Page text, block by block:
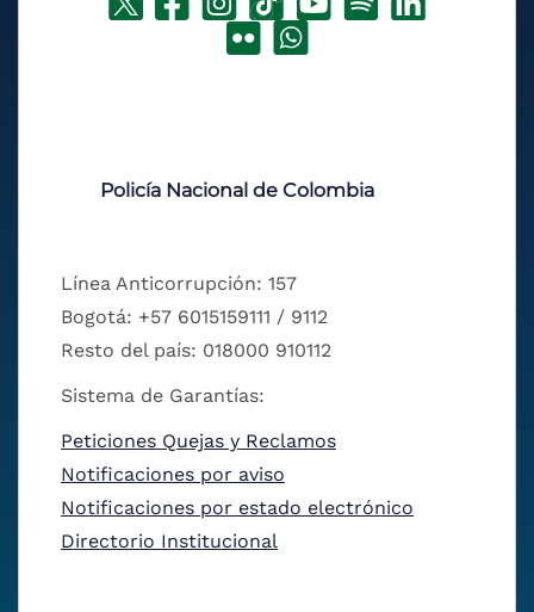
Policía Nacional de Colombia
Línea Anticorrupción: 157
Bogotá: +57 6015159111 / 9112
Resto del país: 018000 910112
Sistema de Garantías:
Peticiones Quejas y Reclamos
Notificaciones por aviso
Notificaciones por estado electrónico
Directorio Institucional